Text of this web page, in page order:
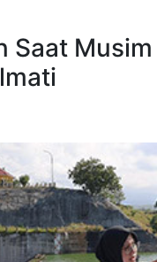
Saat